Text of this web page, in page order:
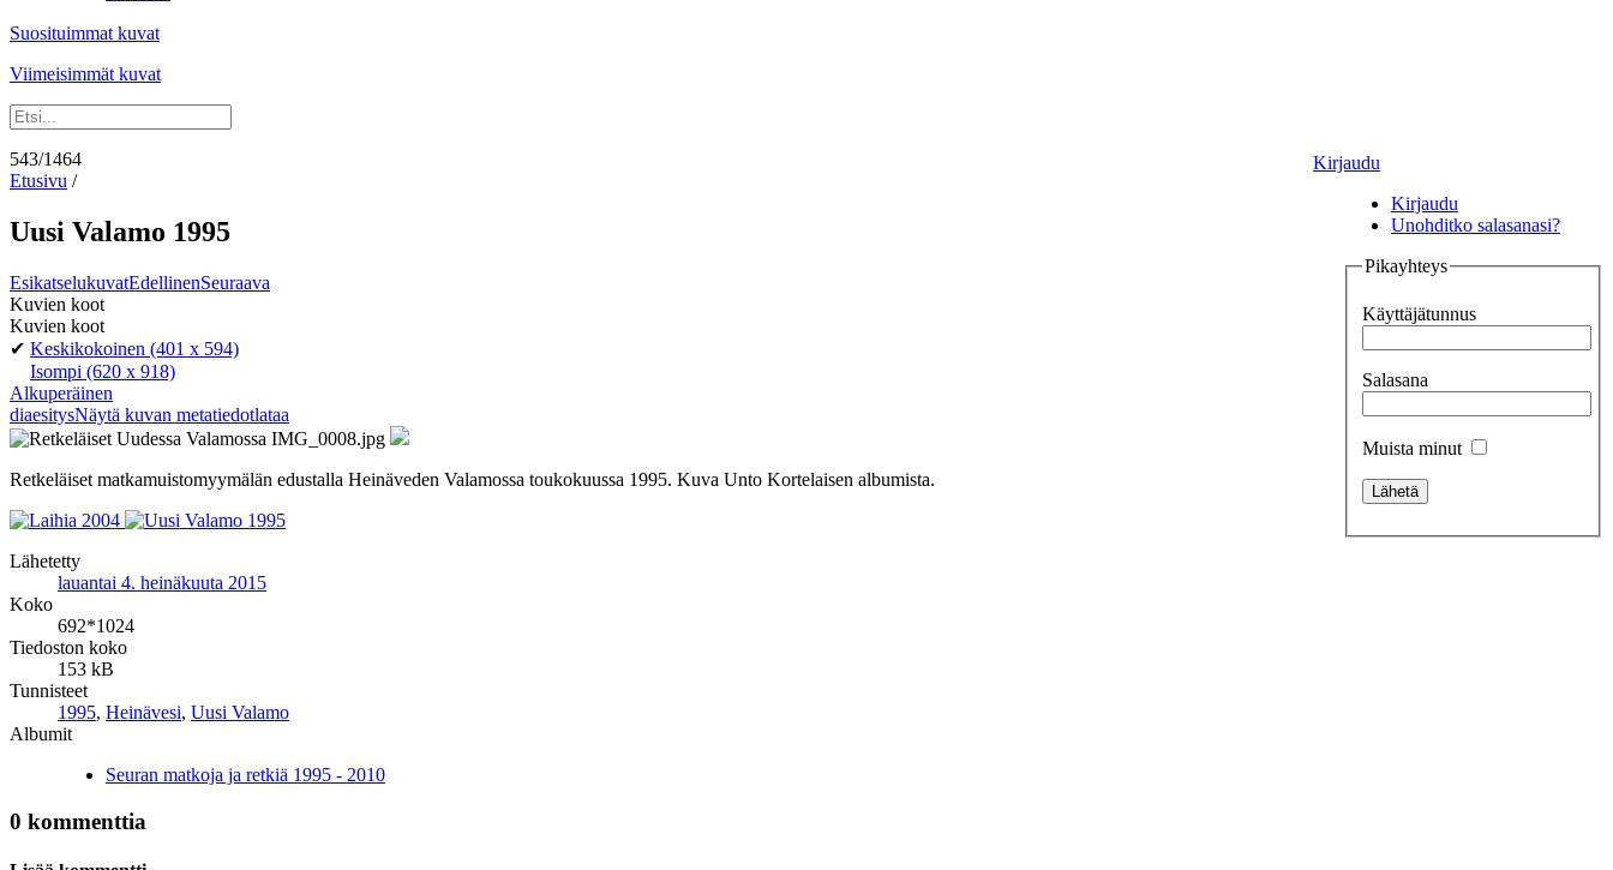
Suosituimmat kuvat
Viimeisimmät kuvat
Kirjaudu
Kirjaudu
Unohditko salasanasi?
Pikayhteys
Käyttäjätunnus
Salasana
Muista minut
543/1464
Etusivu /
Uusi Valamo 1995
EsikatselukuvatEdellinenSeuraava
Kuvien koot
Kuvien koot
✔ Keskikokoinen (401 x 594)
Isompi (620 x 918)
Alkuperäinen
diaesitysNäytä kuvan metatiedotlataa
Retkeläiset matkamuistomyymälän edustalla Heinäveden Valamossa toukokuussa 1995. Kuva Unto Kortelaisen albumista.
Lähetetty
lauantai 4. heinäkuuta 2015
Koko
692*1024
Tiedoston koko
153 kB
Tunnisteet
1995, Heinävesi, Uusi Valamo
Albumit
Seuran matkoja ja retkiä 1995 - 2010
0 kommenttia